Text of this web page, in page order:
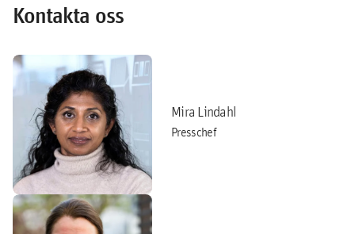
Kontakta oss
Mira Lindahl
Presschef